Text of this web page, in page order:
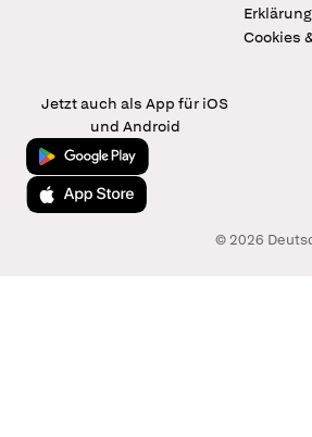
Cookies
Jetzt auch als App für iOS
und Android
Jetzt bei Google Play
Laden im App Store
© 2026